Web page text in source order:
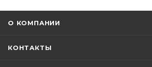
О КОМПАНИИ
КОНТАКТЫ